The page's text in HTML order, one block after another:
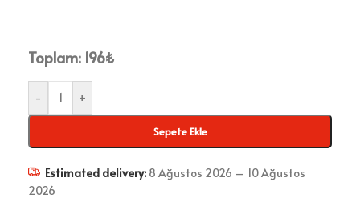
Toplam: 196₺
- +
Sepete Ekle
Estimated delivery: 8 Ağustos 2026 – 10 Ağustos
2026